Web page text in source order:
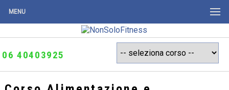
06 40403925
MENU